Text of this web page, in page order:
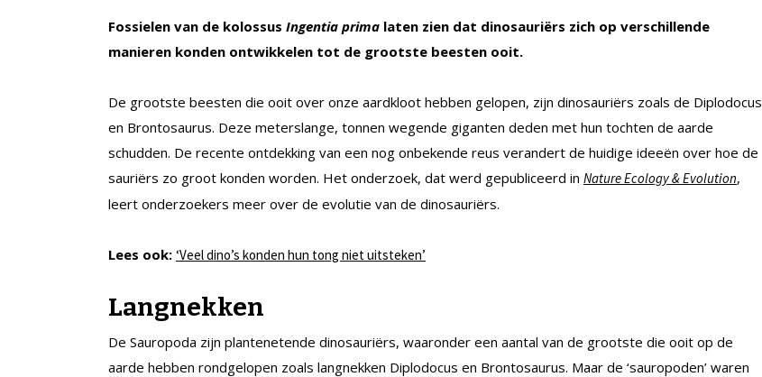
Fossielen van de kolossus Ingentia prima laten zien dat dinosauriërs zich op verschillende
manieren konden ontwikkelen tot de grootste beesten ooit.
De grootste beesten die ooit over onze aardkloot hebben gelopen, zijn dinosauriërs zoals de Diplodocus
en Brontosaurus. Deze meterslange, tonnen wegende giganten deden met hun tochten de aarde
schudden. De recente ontdekking van een nog onbekende reus verandert de huidige ideeën over hoe de
sauriërs zo groot konden worden. Het onderzoek, dat werd gepubliceerd in Nature Ecology & Evolution,
leert onderzoekers meer over de evolutie van de dinosauriërs.
Lees ook: ‘Veel dino’s konden hun tong niet uitsteken’
Langnekken
De Sauropoda zijn plantenetende dinosauriërs, waaronder een aantal van de grootste die ooit op de
aarde hebben rondgelopen zoals langnekken Diplodocus en Brontosaurus. Maar de ‘sauropoden’ waren